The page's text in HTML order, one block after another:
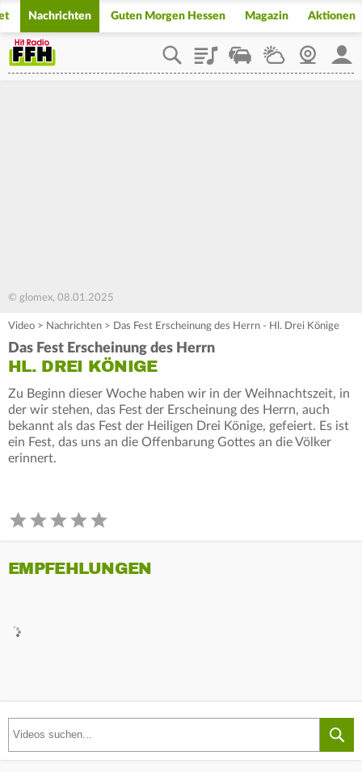
Nachrichten Guten Morgen Hessen Magazin Aktionen
PlaylistStaupilotWetterWebcam
© glomex, 08.01.2025
Video > Nachrichten > Das Fest Erscheinung des Herrn - Hl. Drei Könige
Das Fest Erscheinung des Herrn
HL. DREI KÖNIGE
Zu Beginn dieser Woche haben wir in der Weihnachtszeit, in
der wir stehen, das Fest der Erscheinung des Herrn, auch
bekannt als das Fest der Heiligen Drei Könige, gefeiert. Es ist
ein Fest, das uns an die Offenbarung Gottes an die Völker
erinnert.
EMPFEHLUNGEN